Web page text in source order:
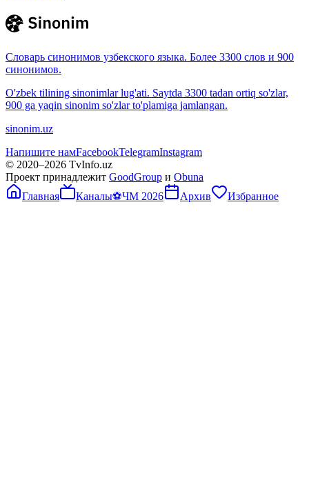
Словарь синонимов узбекского языка. Более 3300 слов и 900
синонимов.
O'zbek tilining sinonimlar lug'ati. Saytda 3300 tadan ortiq so'zlar,
900 ga yaqin sinonim so'zlar to'plamiga jamlangan.
sinonim.uz
Напишите намFacebookTelegramInstagram
© 2020–2026 TvInfo.uz
Проект принадлежит GoodGroup и Obuna
Главная
Каналы⚽ЧМ 2026 Архив Избранное